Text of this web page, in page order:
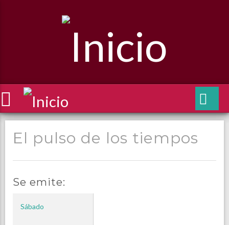
El pulso de los tiempos
Se emite:
Sábado